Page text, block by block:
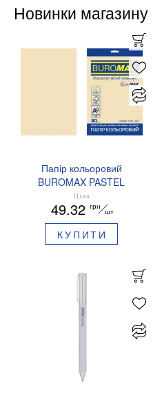
Новинки магазину
Папір кольоровий
BUROMAX PASTEL
EUROMAX 20 арк А4 80 г/
мс BM.2721220E-08
Ціна
49.32 грн
шт
КУПИТИ